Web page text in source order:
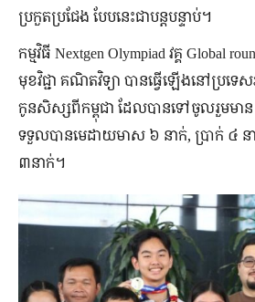
ប្រកួតប្រជែង បែប​នេះ​ជា​បន្តបន្ទាប់។
កម្មវិធី Nextgen Olympiad វគ្គ Global
មុខវិជ្ជា គណិតវិទ្យា បាន​ធ្វើ​ឡើង​​នៅ​ប្រទ
កូន​សិស្ស​ពី​កម្ពុជា ដែល​បាន​ទៅ​ចូលរួម​មា
ទទួល​បាន​មេដាយ​មាស ៦ នាក់, ប្រាក់ ៤ ន
៣នាក់។